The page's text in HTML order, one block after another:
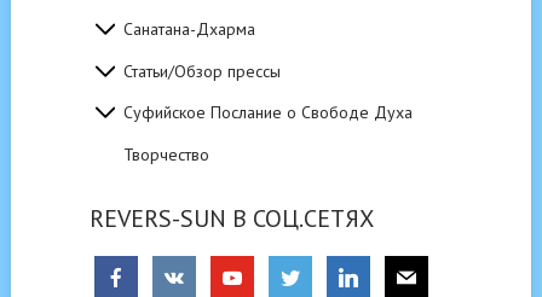
Санатана-Дхарма
Статьи/Обзор прессы
Суфийское Послание о Свободе Духа
Творчество
REVERS-SUN В СОЦ.СЕТЯХ